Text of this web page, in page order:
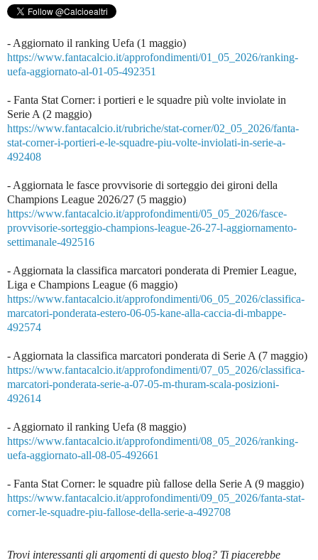
- Aggiornato il ranking Uefa (1 maggio)
https://www.fantacalcio.it/approfondimenti/01_05_2026/ranking-
uefa-aggiornato-al-01-05-492351
- Fanta Stat Corner: i portieri e le squadre più volte inviolate in
Serie A (2 maggio)
https://www.fantacalcio.it/rubriche/stat-corner/02_05_2026/fanta-
stat-corner-i-portieri-e-le-squadre-piu-volte-inviolati-in-serie-a-
492408
- Aggiornata le fasce provvisorie di sorteggio dei gironi della
Champions League 2026/27 (5 maggio)
https://www.fantacalcio.it/approfondimenti/05_05_2026/fasce-
provvisorie-sorteggio-champions-league-26-27-l-aggiornamento-
settimanale-492516
- Aggiornata la classifica marcatori ponderata di Premier League,
Liga e Champions League (6 maggio)
https://www.fantacalcio.it/approfondimenti/06_05_2026/classifica-
marcatori-ponderata-estero-06-05-kane-alla-caccia-di-mbappe-
492574
- Aggiornata la classifica marcatori ponderata di Serie A (7 maggio)
https://www.fantacalcio.it/approfondimenti/07_05_2026/classifica-
marcatori-ponderata-serie-a-07-05-m-thuram-scala-posizioni-
492614
- Aggiornato il ranking Uefa (8 maggio)
https://www.fantacalcio.it/approfondimenti/08_05_2026/ranking-
uefa-aggiornato-all-08-05-492661
- Fanta Stat Corner: le squadre più fallose della Serie A (9 maggio)
https://www.fantacalcio.it/approfondimenti/09_05_2026/fanta-stat-
corner-le-squadre-piu-fallose-della-serie-a-492708
Trovi interessanti gli argomenti di questo blog? Ti piacerebbe